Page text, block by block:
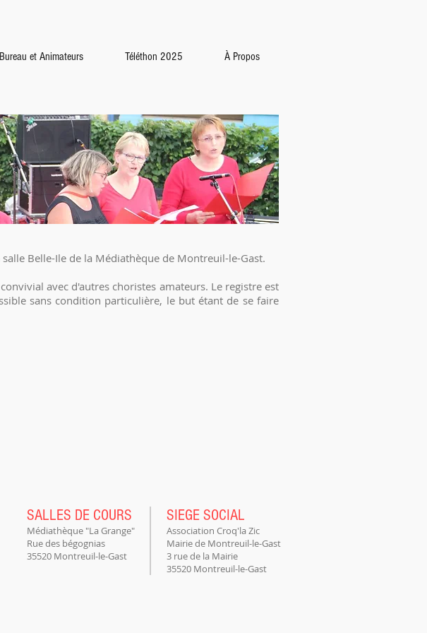
et Animateurs Téléthon 2025 À Propos
Belle-Ile de la Médiathèque de Montreuil-le-Gast.
avec d'autres choristes amateurs. Le registre est
sans condition particulière, le but étant de se faire
SALLES DE COURS
Médiathèque "La Grange"
Rue des bégognias
35520 Montreuil-le-Gast
SIEGE SOCIAL
Association Croq'la Zic
Mairie de Montreuil-le-Gast
3 rue de la Mairie
35520 Montreuil-le-Gast